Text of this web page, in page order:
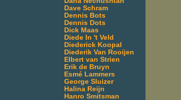
Dave Schram
Dennis Bots
Dennis Dots
Dick Maas
Diede In 't Veld
Diederick Koopal
Diederik Van Rooijen
Elbert van Strien
Erik de Bruyn
Esmé Lammers
George Sluizer
Halina Reijn
Hanro Smitsman